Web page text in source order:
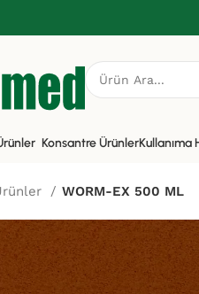
Konsantre ÜrünlerKullanıma
WORM-EX 500 ML